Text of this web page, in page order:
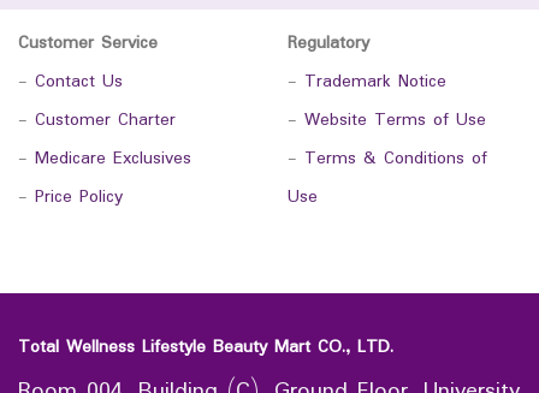
Customer Service
- Contact Us
- Customer Charter
- Medicare Exclusives
- Price Policy
Regulatory
- Trademark Notice
- Website Terms of Use
- Terms & Conditions of
Use
Total Wellness Lifestyle Beauty Mart CO., LTD.